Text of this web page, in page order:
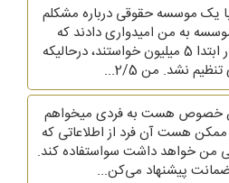
یک موسسه حقوقی درباره مشکلم
به من امیدواری دادند که
مشکلم رو حل میکنند و در ابتدا 5 میلیون خواستند، درحالیکه
نشد. من 2/5...
خصوص هست به فردی میخواهم
ممکن هست آن فرد از اطلاعاتی که
من خواهد داشت سواستفاده کند.
پیشنهاد می‌کن...